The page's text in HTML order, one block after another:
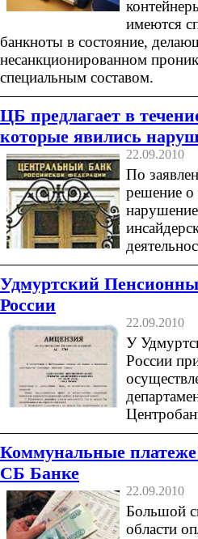
имеются
банкноты в состояние,
несанкционированном
специальным составом.
ЦБ предлагает в
которые явились
22.09.2010
По
решение о
Удмуртский
России
22.09.2010
У
России
Коммунальные платеже
СБ Банке
22.09.2010
Большой
области